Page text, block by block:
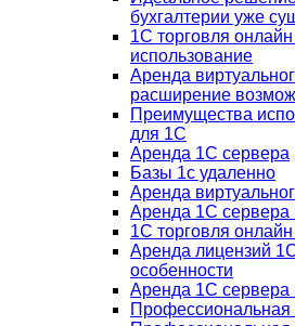
бухгалтерии уже
1С торговля
использование
Аренда
расширение
Преимущества
для 1С
Аренда 1С сервера
Базы 1с удаленно
Аренда
Аренда 1С сервера
1С торговля
Аренда лицензий
особенности
Аренда 1С сервера
Профессиональная